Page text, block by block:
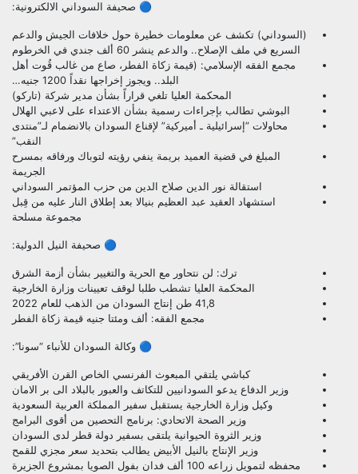
🔵 صحيفة السوداني الالكترونية:
(السوداني) تكشف عن معلومات خطيرة حول خلافات الجيش والدعم
السريع في ملف الإصلاح.. والدعم ينشر 60 ألف جندي في الخرطوم
مجمع الفقه الإسلامي: (قيمة زكاة الفطر، صاع من غالب قُوت أهل
البلد.. ويجوز إخراجها نقداً 1200 جنيه…
المحكمة العليا تلغي قراراً بشأن مدير شركة (تاركو)
البوشي تطالب بإجراءات رسمية بشأن الاعتداء على لاعبي الهلال
محاولات ”إسرائيلية ـ أميركية” لإقناع السودان بالانضمام لـ”منتدى
النقب”
المبلغ في قضية العميد بريمة ينفي رؤيته لتوباك ورفاقه بمسرح
الجريمة
استقالة نور الدين صلاح الدين من حزب المؤتمر السوداني
استشهاد العقيد عبد العظيم بنيالا بعد إطلاق النار عليه من قِبل
مجموعة مسلحة
🔵 صحيفة النيل الدولية:
ترك: لن نتحاور مع الحرية والتغيير بشأن أزمة الشرق
المحكمة العليا تشطب طلبا لوقف تعيينات وزارة الخارجية
41,8 طن إنتاج السودان من الذهب للعام 2022
مجمع الفقه: ألف ومئتا جنيه قيمة زكاة الفطر
🔵 وكالة السودان للأنباء “سونا”:
كباشي يلتقي المبعوث الفرنسي الخاص القرن الأفريقي
وزير الدفاع يدعو السودانيين للتكاتف والعبور بالبلاد الى بر الامان
وكيل وزارة الخارجية يستقبل سفير المملكة العربية السعودية
وزير الصحة الاتحادي: برنامج التحصين من أقوى البرامج
وزير الثروة الحيوانية يلتقى بسفير دولة قطر لدى السودان
وزير الإنتاج بالنيل الأبيض يطالب بتحديد سعر مجزي للقمح
محفظه لتمويل زراعه 100 ألف فدان بفول الصويا بمشروع الجزيرة